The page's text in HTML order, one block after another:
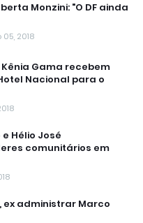
Monzini: "O DF ainda
2018
Kênia Gama recebem
Nacional para o
Hélio José
comunitários em
ex administrar Marco